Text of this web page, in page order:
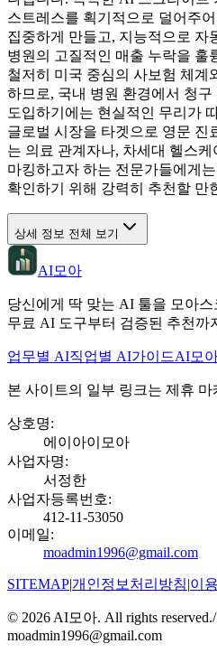
스트레스를 획기적으로 덜어주
집중하게 만들고, 지능적으로 자
병원의 고질적인 매출 누락을 훌
철저히 미국 중심의 사보험 체계
하므로, 국내 병원 환경에서 청
도입하기에는 현실적인 무리가
글로벌 시장을 타겟으로 영문 진
는 의료 관계자나, 차세대 헬스
마킹하고자 하는 전문가들에게
확인하기 위해 강력히 추천할 만
상세 정보 전체 보기
AI모아
당신에게 딱 맞는 AI 툴을 모아
무료 AI 도구부터 검증된 추천까
업무별 AI직업별 AI가이드AI모
본 사이트의 일부 링크는 제휴
상호명:
에이아이모아
사업자명:
서정한
사업자등록번호:
412-11-53050
이메일:
moadmin1996@gmail.com
SITEMAP|개인정보처리방침|이
© 2026 AI모아. All rights reserved./
moadmin1996@gmail.com